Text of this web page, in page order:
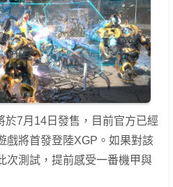
於7月14日發售，目前官方已經
戲將首發登陸XGP。如果對該
次測試，提前感受一番機甲與